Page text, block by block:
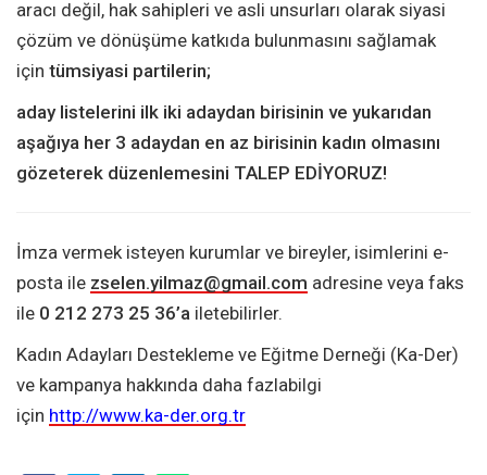
aracı değil, hak sahipleri ve asli unsurları olarak siyasi
çözüm ve dönüşüme katkıda bulunmasını sağlamak
için tümsiyasi partilerin;
aday listelerini ilk iki adaydan birisinin ve yukarıdan
aşağıya her 3 adaydan en az birisinin kadın olmasını
gözeterek düzenlemesini TALEP EDİYORUZ!
İmza vermek isteyen kurumlar ve bireyler, isimlerini e-
posta ile zselen.yilmaz@gmail.com adresine veya faks
ile 0 212 273 25 36’a iletebilirler.
Kadın Adayları Destekleme ve Eğitme Derneği (Ka-Der)
ve kampanya hakkında daha fazlabilgi
için http://www.ka-der.org.tr